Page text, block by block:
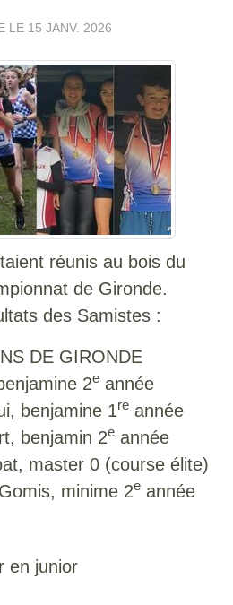
LE 15 JANV. 2026
réunis au bois du
de Gironde.
des Samistes :
DE GIRONDE
2e année
benjamine 1re année
benjamin 2e année
master 0 (course élite)
minime 2e année
en junior